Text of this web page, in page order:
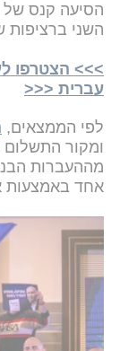
השני
עברית <<<
לפי הממצאים,
מההעברות
אחד באמצעות